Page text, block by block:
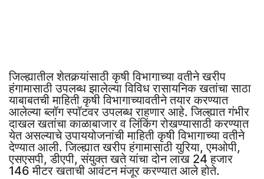
जिल्ह्यातील शेतकर्‍यांसाठी कृषी विभागाच्या वतीने खरीप
हंगामासाठी उपलब्ध झालेल्या विविध रासायनिक खतांचा साठा
याबाबतची माहिती कृषी विभागाच्यावतीने तयार करण्यात
आलेल्या ब्लॉग स्पॉटवर उपलब्ध राहणार आहे. जिल्ह्यात गंभीर
दाखल खतांचा काळाबाजार व लिंकिंग रोखण्यासाठी करण्यात
येत असल्याचे उपाययोजनांची माहिती कृषी विभागाच्या वतीने
देण्यात आली. जिल्ह्यात खरीप हंगामासाठी युरिया, एमओपी,
एसएसपी, डीएपी, संयुक्त खते यांचा दोन लाख 24 हजार
146 मीटर खताची आवंटन मंजूर करण्यात आले होते.